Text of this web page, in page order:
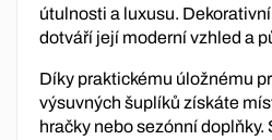
útulnosti a luxusu.
dotváří její moderní vzhled a
Díky praktickému úložnému
výsuvných šuplíků získáte
hračky nebo sezónní doplňky.